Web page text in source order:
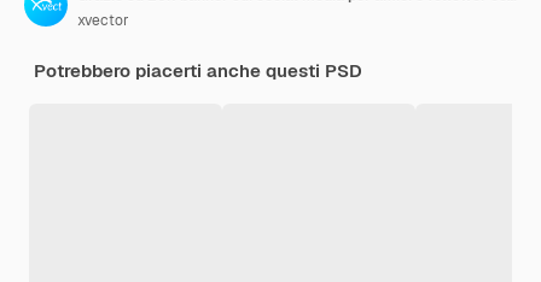
xvector
Potrebbero piacerti anche questi PSD